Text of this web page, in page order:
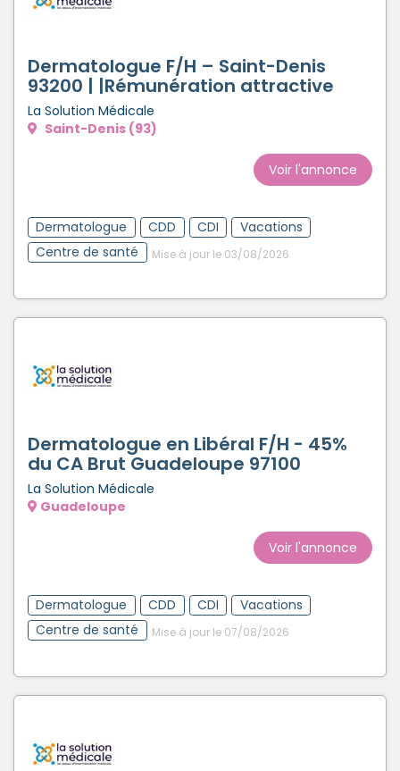
Dermatologue F/H – Saint-Denis
93200 | |Rémunération attractive
La Solution Médicale
Saint-Denis (93)
Voir l'annonce
Dermatologue CDD CDI
Vacations
Centre de santé
Mise à jour le 03/08/2026
Dermatologue en Libéral F/H - 45%
du CA Brut Guadeloupe 97100
La Solution Médicale
Guadeloupe
Voir l'annonce
Dermatologue CDD CDI
Vacations
Centre de santé
Mise à jour le 07/08/2026